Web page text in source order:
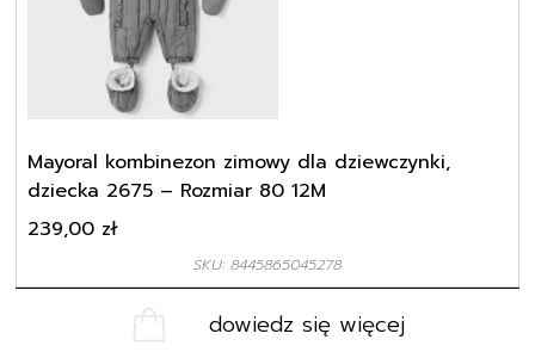
Mayoral kombinezon zimowy dla dziewczynki,
dziecka 2675 – Rozmiar 80 12M
SKU: 8445865045278
239,00 zł
dowiedz się więcej